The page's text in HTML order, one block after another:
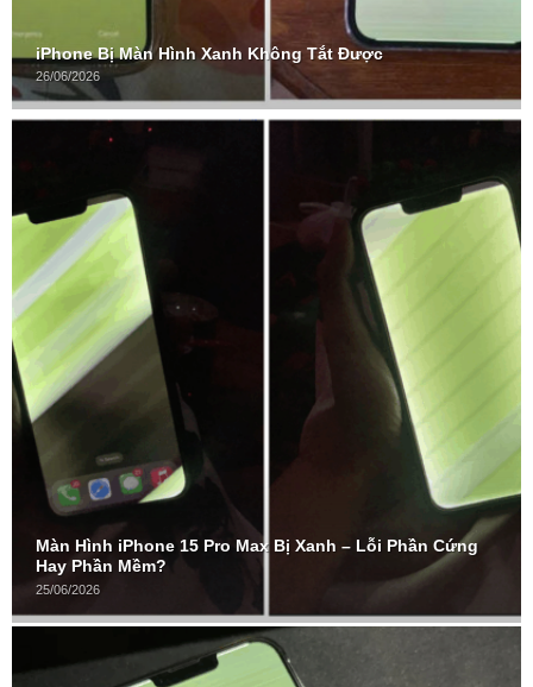
iPhone Bị Màn Hình Xanh Không Tắt Được
26/06/2026
Màn Hình iPhone 15 Pro Max Bị Xanh – Lỗi Phần Cứng
Hay Phần Mềm?
25/06/2026